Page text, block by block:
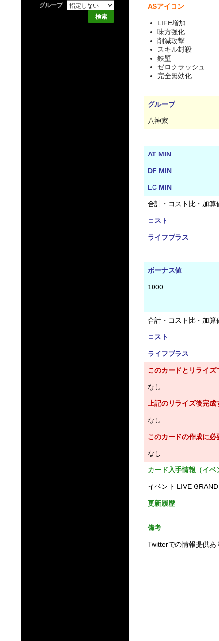
ASアイコン
LIFE増加
味方強化
削減攻撃
スキル封殺
鉄壁
ゼロクラッシュ
完全無効化
グループ
八神家
AT MIN
DF MIN
LC MIN
合計・コスト比・加算
コスト
ライフプラス
ボーナス値
1000
合計・コスト比・加算
コスト
ライフプラス
このカードとリライズ
なし
上記のリライズ後完
なし
このカードの作成に必
なし
カード入手情報（イ
イベント LIVE
更新履歴
備考
Twitterでの情報提供あ
グループ